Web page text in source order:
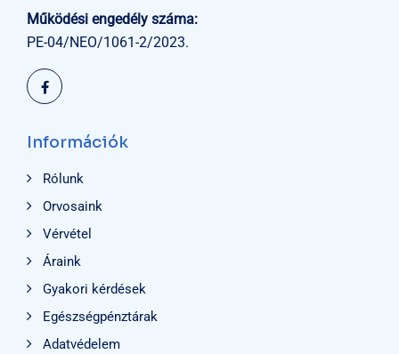
Működési engedély száma:
PE-04/NEO/1061-2/2023.
Információk
Rólunk
Orvosaink
Vérvétel
Áraink
Gyakori kérdések
Egészségpénztárak
Adatvédelem